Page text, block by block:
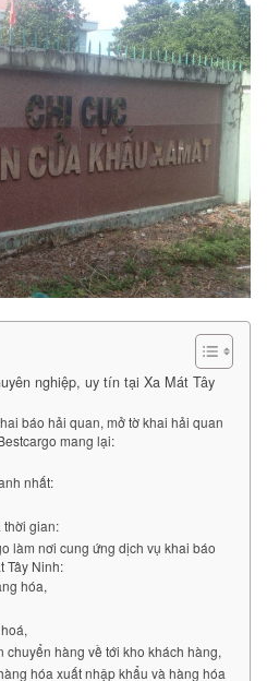
nghiệp, uy tín tại Xa Mát Tây
báo hải quan, mở tờ khai hải quan
mang lại:
nhất:
thời gian:
làm nơi cung ứng dịch vụ khai báo
Tây Ninh:
hóa,
chuyển hàng về tới kho khách hàng,
hóa xuất nhập khẩu và hàng hóa